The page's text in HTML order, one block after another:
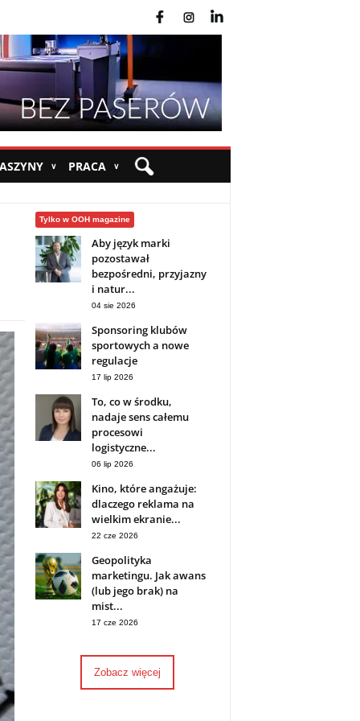
∨ PRACA ∨
Tylko w OOH magazine
Aby język marki
pozostawał
bezpośredni, przyjazny
i natur...
04 sie 2026
Sponsoring klubów
sportowych a nowe
regulacje
17 lip 2026
To, co w środku,
nadaje sens całemu
procesowi
logistyczne...
06 lip 2026
Kino, które angażuje:
dlaczego reklama na
wielkim ekranie...
22 cze 2026
Geopolityka
marketingu. Jak awans
(lub jego brak) na
mist...
17 cze 2026
Zobacz więcej